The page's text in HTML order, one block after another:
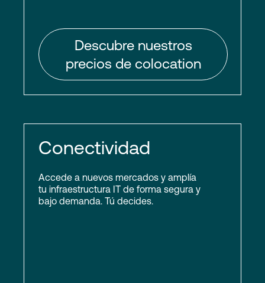
Descubre nuestros
precios de colocation
Conectividad
Accede a nuevos mercados y amplía
tu infraestructura IT de forma segura y
bajo demanda. Tú decides.